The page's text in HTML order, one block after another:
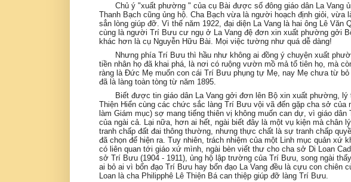
Chủ ý "xuất phường " của cụ Bài được số đông giáo dân La Vang
Thanh Bạch cũng ủng hộ. Cha Bạch vừa là người hoạch định giỏi,
sẳn lòng giúp đỡ. Vì thế năm 1922, đại diện La Vang là hai ông Lê Văn
cùng là người Trí Bưu cư ngụ ở La Vang đệ đơn xin xuất phường gởi
khác hơn là cụ Nguyễn Hữu Bài. Mọi việc tường như quá dễ dàng!
Nhưng phía Trí Bưu thì hầu như không ai đồng ý chuyện xuất
tiền nhân họ đã khai phá, là nơi có ruộng vườn mồ mả tổ tiên họ, mà
ràng là Đức Mẹ muốn con cái Trí Bưu phụng tự Mẹ, nay Mẹ chưa từ
đã là làng toàn tòng từ năm 1895.
Biết được tin giáo dân La Vang gởi đơn lên Bộ xin xuất phường,
Thiện Hiển cùng các chức sắc làng Trí Bưu vội vã đến gặp cha sở của
làm Giám mục) sợ mang tiếng thiên vị không muốn can dự, vì giáo
của ngài cả. Lại nữa, hơn ai hết, ngài biết đây là một vụ kiện mà chân
tranh chấp đất đai thông thường, nhưng thực chất là sự tranh chấp
đã chọn để hiện ra. Tuy nhiên, trách nhiệm của một Linh mục quản xứ
có liên quan tới giáo xứ mình, ngài bèn viết thư cho cha sở Di Loan
sở Trí Bưu (1904 - 1911), ủng hộ lập trường của Trí Bưu, song ngài
ai bỏ ai vì bổn đạo Trí Bưu hay bổn đạo La Vang đều là cựu con chiên
Loan là cha Philipphê Lê Thiện Bá can thiệp giúp đỡ làng Trí Bưu.